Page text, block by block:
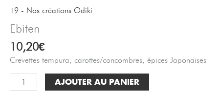
19 - Nos créations Odiki
Ebiten
10,20€
Crevettes tempura, carottes/concombres, épices Japonaises
quantité
de
AJOUTER AU PANIER